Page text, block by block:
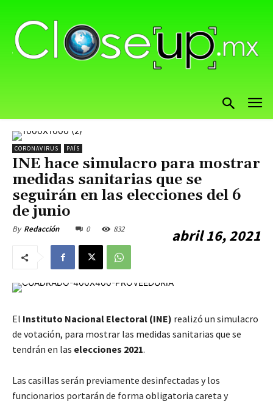
CORONAVIRUS PAÍS
INE hace simulacro para mostrar
medidas sanitarias que se
seguirán en las elecciones del 6
de junio
By Redacción abril 16, 2021
0 832
El Instituto Nacional Electoral (INE) realizó un simulacro
de votación, para mostrar las medidas sanitarias que se
tendrán en las elecciones 2021.
Las casillas serán previamente desinfectadas y los
funcionarios portarán de forma obligatoria careta y